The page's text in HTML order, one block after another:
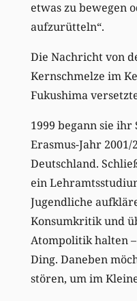
etwas zu bewegen
aufzurütteln“.
Die Nachricht von
Kernschmelze im
Fukushima
1999 begann sie
Erasmus-Jahr
Deutschland.
ein
Jugendliche
Konsumkritik und
Atompolitik halten
Ding. Daneben
stören, um im